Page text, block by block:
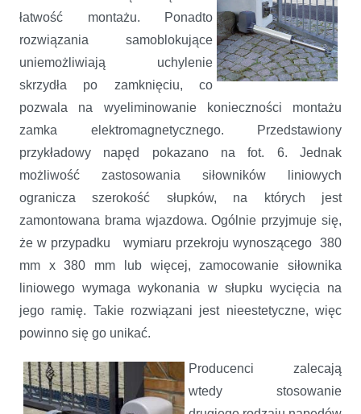
łatwość montażu. Ponadto
rozwiązania samoblokujące
uniemożliwiają uchylenie
skrzydła po zamknięciu, co
pozwala na wyeliminowanie konieczności montażu
zamka elektromagnetycznego. Przedstawiony
przykładowy napęd pokazano na fot. 6. Jednak
możliwość zastosowania siłowników liniowych
ogranicza szerokość słupków, na których jest
zamontowana brama wjazdowa. Ogólnie przyjmuje się,
że w przypadku wymiaru przekroju wynoszącego 380
mm x 380 mm lub więcej, zamocowanie siłownika
liniowego wymaga wykonania w słupku wycięcia na
jego ramię. Takie rozwiązani jest nieestetyczne, więc
powinno się go unikać.
Producenci zalecają
wtedy stosowanie